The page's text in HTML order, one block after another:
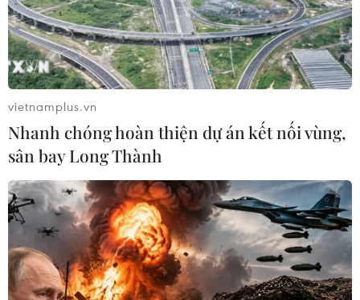
vietnamplus.vn
Nhanh chóng hoàn thiện dự án kết nối vùng,
sân bay Long Thành